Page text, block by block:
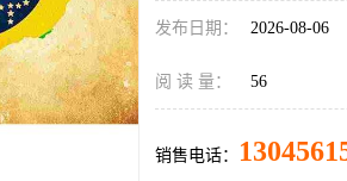
发布日期： 2026-08-06
阅 读 量： 56
销售电话：